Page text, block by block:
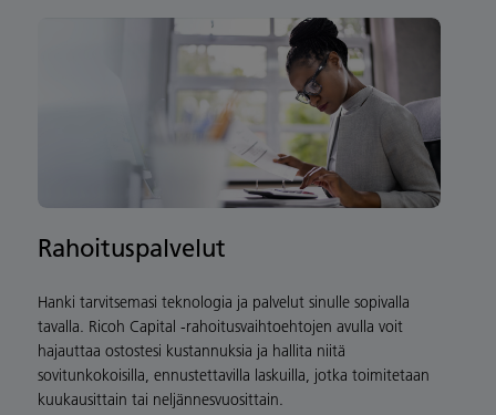
Rahoituspalvelut
Hanki tarvitsemasi teknologia ja palvelut sinulle sopivalla
tavalla. Ricoh Capital -rahoitusvaihtoehtojen avulla voit
hajauttaa ostostesi kustannuksia ja hallita niitä
sovitunkokoisilla, ennustettavilla laskuilla, jotka toimitetaan
kuukausittain tai neljännesvuosittain.